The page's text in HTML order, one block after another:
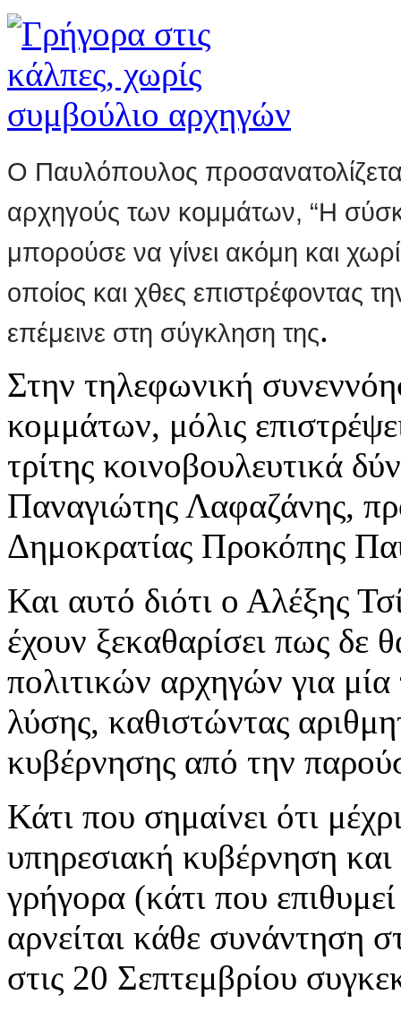
Ο Παυλόπουλος
αρχηγούς των κομμάτων, “Η
μπορούσε να γίνει ακόμη και
οποίος και χθες επιστρέφοντας
επέμεινε στη σύγκληση της.
Στην τηλεφωνική
κομμάτων, μόλις
τρίτης κοινοβουλευτικά
Παναγιώτης Λαφαζάνης,
Δημοκρατίας Προκόπης
Και αυτό διότι ο Αλέξης
έχουν ξεκαθαρίσει πως
πολιτικών αρχηγών για
λύσης, καθιστώντας
κυβέρνησης από την
Κάτι που σημαίνει ότι
υπηρεσιακή κυβέρνηση
γρήγορα (κάτι που
αρνείται κάθε συνάντηση
στις 20 Σεπτεμβρίου